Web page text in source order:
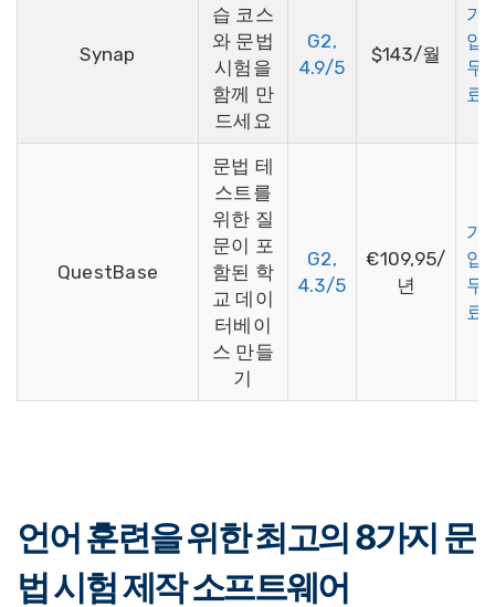
Synap
습 코스
와 문법
시험을
함께 만
드세요
G2,
4.9/5
$143/월
가
입
무
료
QuestBase
문법 테
스트를
위한 질
문이 포
함된 학
교 데이
터베이
스 만들
기
G2,
4.3/5
€109,95/
년
가
입
무
료
언어 훈련을 위한 최고의 8가지 문
법 시험 제작 소프트웨어